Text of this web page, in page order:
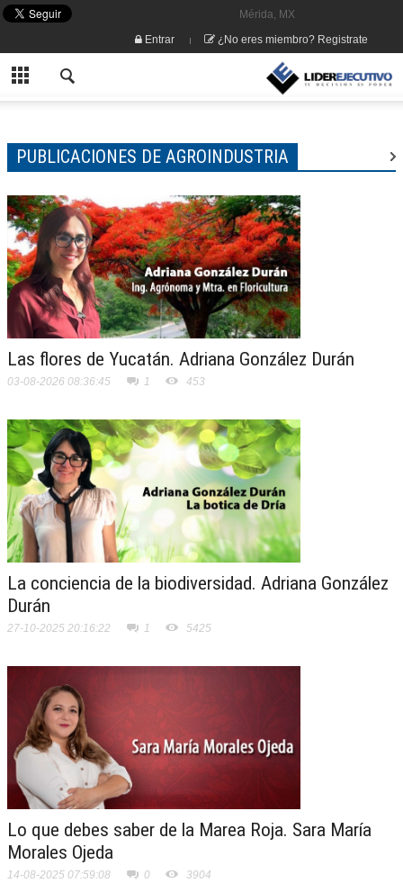
Mérida, MX
Entrar
¿No eres miembro? Registrate
PUBLICACIONES DE AGROINDUSTRIA
Las flores de Yucatán. Adriana González Durán
03-08-2026 08:36:45 1 453
La conciencia de la biodiversidad. Adriana González
Durán
27-10-2025 20:16:22 1 5425
Lo que debes saber de la Marea Roja. Sara María
Morales Ojeda
14-08-2025 07:59:08 0 3904